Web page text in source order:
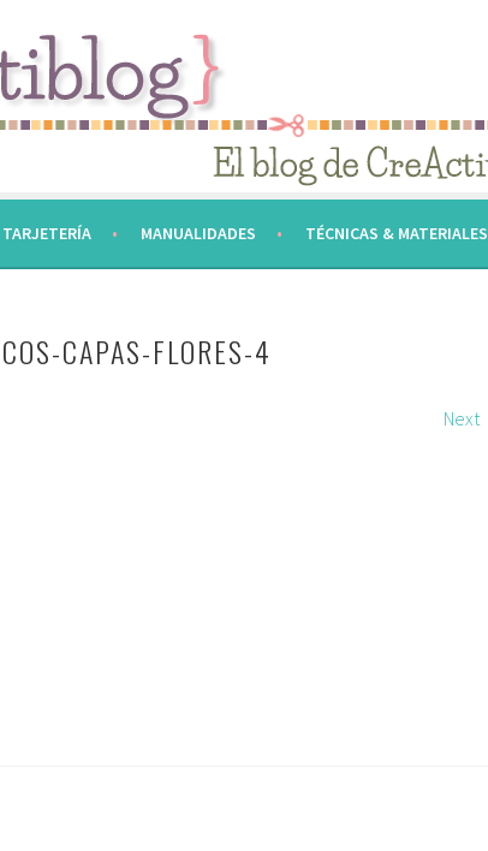
TARJETERÍA MANUALIDADES TÉCNICAS & MATERIALES
CAPAS-FLORES-4
Next